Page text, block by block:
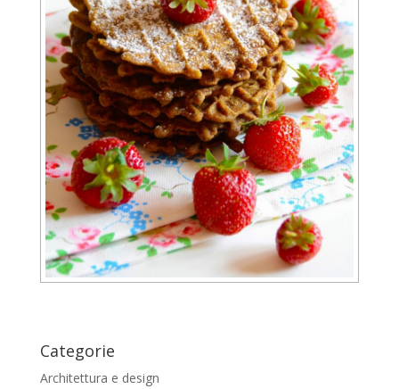
Categorie
Architettura e design